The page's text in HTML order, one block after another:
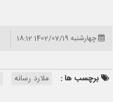
چهارشنبه 1402/07/19 18:12
برچسب ها : ملارد رسانه